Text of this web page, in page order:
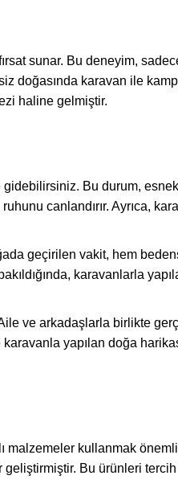
sunar. Bu deneyim,
doğasında karavan ile
haline gelmiştir.
gidebilirsiniz. Bu durum,
canlandırır. Ayrıca,
geçirilen vakit, hem
karavanlarla
ve arkadaşlarla birlikte
yapılan doğa
malzemeler kullanmak
Bu ürünleri